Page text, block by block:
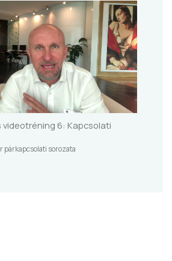
videotréning 6: Kapcsolati
párkapcsolati sorozata